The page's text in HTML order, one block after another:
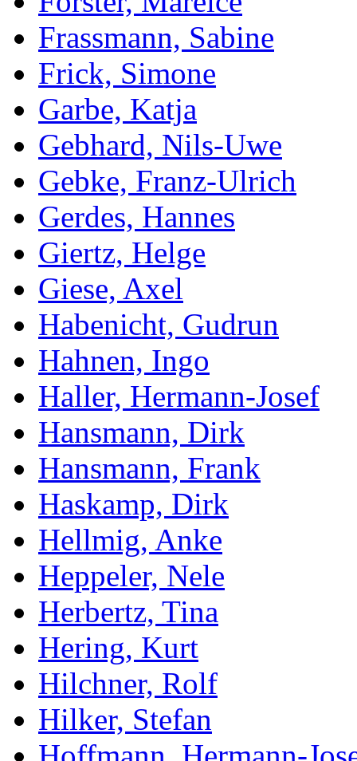
Frassmann, Sabine
Frick, Simone
Garbe, Katja
Gebhard, Nils-Uwe
Gebke, Franz-Ulrich
Gerdes, Hannes
Giertz, Helge
Giese, Axel
Habenicht, Gudrun
Hahnen, Ingo
Haller, Hermann-Josef
Hansmann, Dirk
Hansmann, Frank
Haskamp, Dirk
Hellmig, Anke
Heppeler, Nele
Herbertz, Tina
Hering, Kurt
Hilchner, Rolf
Hilker, Stefan